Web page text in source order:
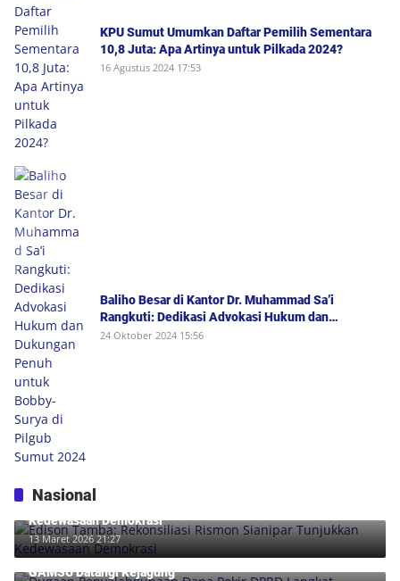
KPU Sumut Umumkan Daftar Pemilih Sementara
10,8 Juta: Apa Artinya untuk Pilkada 2024?
16 Agustus 2024 17:53
Baliho Besar di Kantor Dr. Muhammad Sa’i
Rangkuti: Dedikasi Advokasi Hukum dan
Dukungan Penuh untuk Bobby-Surya di Pilgub
24 Oktober 2024 15:56
Nasional
Edison Tamba: Rekonsiliasi Rismon Sianipar Tunjukkan
Kedewasaan Demokrasi
13 Maret 2026 21:27
Dugaan Penyalahgunaan Dana Pokir DPRD Langkat Menguat,
GAMSU Datangi Kejagung